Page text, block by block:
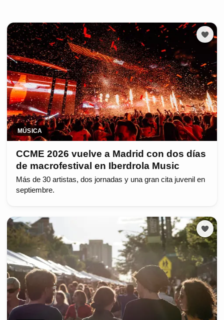
MÚSICA
CCME 2026 vuelve a Madrid con dos días
de macrofestival en Iberdrola Music
Más de 30 artistas, dos jornadas y una gran cita juvenil en
septiembre.